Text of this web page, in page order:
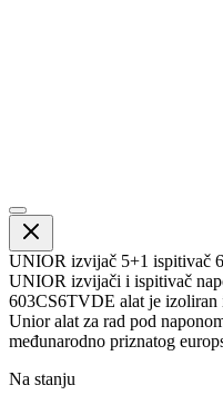
UNIOR izvijač 5+1 ispitivač
UNIOR izvijači i ispitivač
603CS6TVDE alat je izoliran
Unior alat za rad pod
međunarodno priznatog
Na stanju